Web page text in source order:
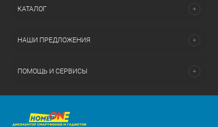
КАТАЛОГ
НАШИ ПРЕДЛОЖЕНИЯ
ПОМОЩЬ И СЕРВИСЫ